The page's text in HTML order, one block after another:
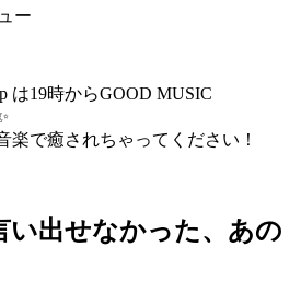
ー
は19時からGOOD MUSIC
楽で癒されちゃってください！
い出せなかった、あの